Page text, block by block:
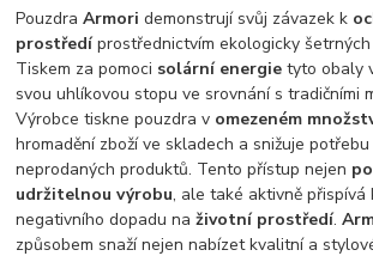
PouzdraArmoridemonstrují svůj závazek k
prostředíprostřednictvím ekologicky
Tiskem za pomoci solární energie tyto obaly
svou uhlíkovou stopu ve srovnání s tradičními
Výrobce tiskne pouzdra v omezeném
hromadění zboží ve skladech a snižuje
neprodaných produktů. Tento přístup nejen
udržitelnou výrobu, ale také aktivně přispívá
negativního dopadu naživotní prostředí.
způsobem snaží nejen nabízet kvalitní a